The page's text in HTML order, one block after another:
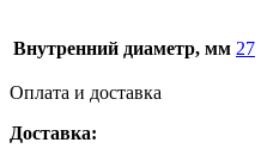
Внутренний диаметр, мм 27
Оплата и доставка
Доставка: